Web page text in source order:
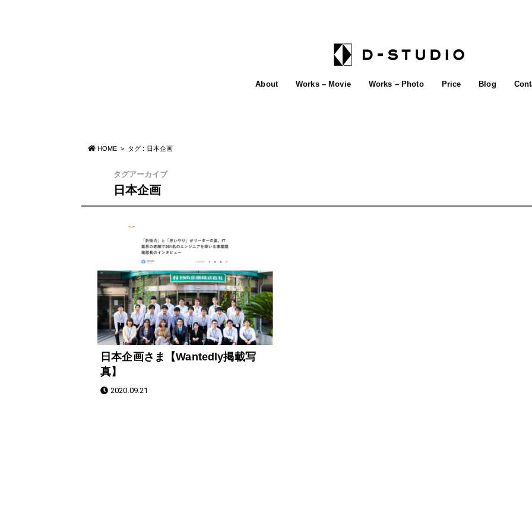
About Works – Movie Works – Photo Price Blog
HOME タグ : 日本企画
タグアーカイブ
日本企画
日本企画さま【Wantedly掲載写
真】
2020.09.21